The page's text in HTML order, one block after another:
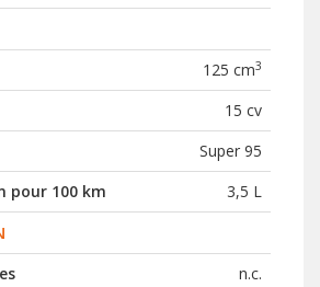
125 cm3
15 cv
Super 95
pour 100 km
3,5 L
n.c.